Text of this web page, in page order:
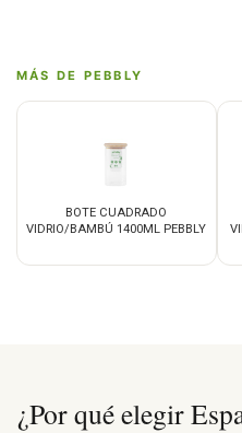
MÁS DE PEBBLY
BOTE CUADRADO
VIDRIO/BAMBÚ 1400ML PEBBLY
¿Por qué elegir